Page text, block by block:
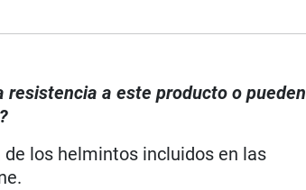
a este producto o pueden
los helmintos incluidos en las